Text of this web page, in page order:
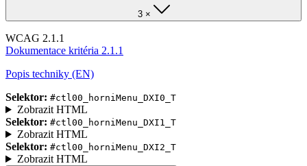
3 ×
WCAG 2.1.1
Dokumentace kritéria 2.1.1
Popis techniky (EN)
Selektor: #ctl00_horniMenu_DXI0_T
Zobrazit HTML
Selektor: #ctl00_horniMenu_DXI1_T
Zobrazit HTML
Selektor: #ctl00_horniMenu_DXI2_T
Zobrazit HTML